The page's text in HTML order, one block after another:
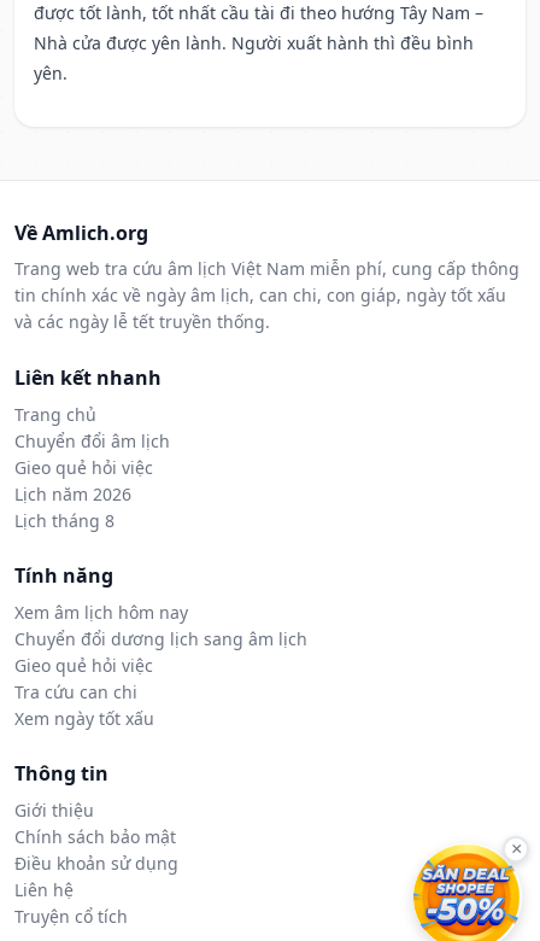
được tốt lành, tốt nhất cầu tài đi theo hướng Tây Nam –
Nhà cửa được yên lành. Người xuất hành thì đều bình
yên.
Về Amlich.org
Trang web tra cứu âm lịch Việt Nam miễn phí, cung cấp thông
tin chính xác về ngày âm lịch, can chi, con giáp, ngày tốt xấu
và các ngày lễ tết truyền thống.
Liên kết nhanh
Trang chủ
Chuyển đổi âm lịch
Gieo quẻ hỏi việc
Lịch năm 2026
Lịch tháng 8
Tính năng
Xem âm lịch hôm nay
Chuyển đổi dương lịch sang âm lịch
Gieo quẻ hỏi việc
Tra cứu can chi
Xem ngày tốt xấu
Thông tin
Giới thiệu
Chính sách bảo mật
Điều khoản sử dụng
Liên hệ
Truyện cổ tích
×